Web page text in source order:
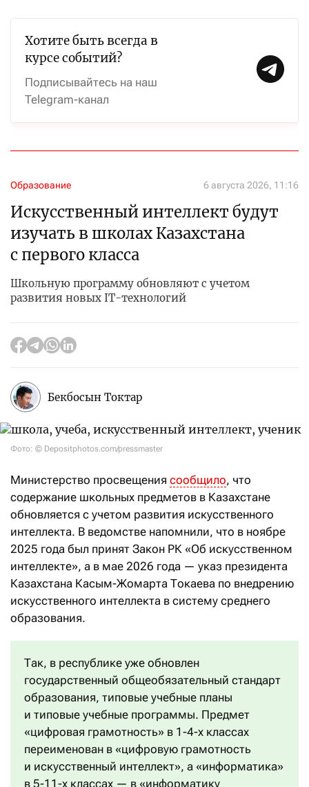
Хотите быть всегда в
курсе событий?
Подписывайтесь на наш
Telegram-канал
Образование 6 августа 2026, 11:16
Искусственный интеллект будут
изучать в школах Казахстана
с первого класса
Школьную программу обновляют с учетом
развития новых IT-технологий
Бекбосын Токтар
Фото: © Depositphotos.com/pressmaster
Министерство просвещения сообщило, что
содержание школьных предметов в Казахстане
обновляется с учетом развития искусственного
интеллекта. В ведомстве напомнили, что в ноябре
2025 года был принят Закон РК «Об искусственном
интеллекте», а в мае 2026 года — указ президента
Казахстана Касым-Жомарта Токаева по внедрению
искусственного интеллекта в систему среднего
образования.
Так, в республике уже обновлен
государственный общеобязательный стандарт
образования, типовые учебные планы
и типовые учебные программы. Предмет
«цифровая грамотность» в 1-4-х классах
переименован в «цифровую грамотность
и искусственный интеллект», а «информатика»
в 5-11-х классах — в «информатику